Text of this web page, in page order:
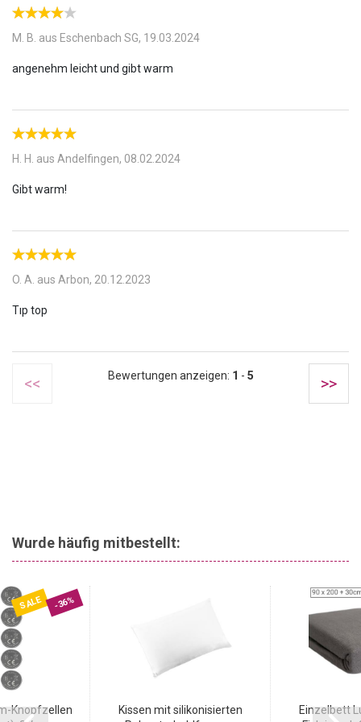
M. B. aus Eschenbach SG, 19.03.2024
H. H. aus Andelfingen, 08.02.2024
O. A. aus Arbon, 20.12.2023
Bewertungen anzeigen: 1 - 5
<< >>
Wurde häufig mitbestellt:
SALE -36%
Knopfzellen
Kissen mit silikonisierten
Einzelbett